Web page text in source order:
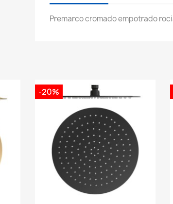
Premarco cromado empotrado
-20%